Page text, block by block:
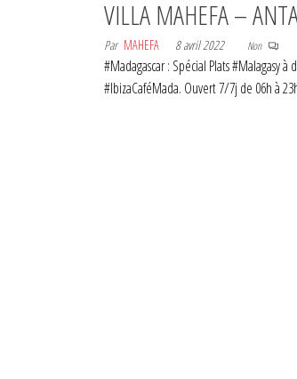
VILLA MAHEFA –
Par MAHEFA 8 avril 2022 Non
#Madagascar : Spécial Plats #Malagasy à
#IbizaCaféMada. Ouvert 7/7j de 06h à